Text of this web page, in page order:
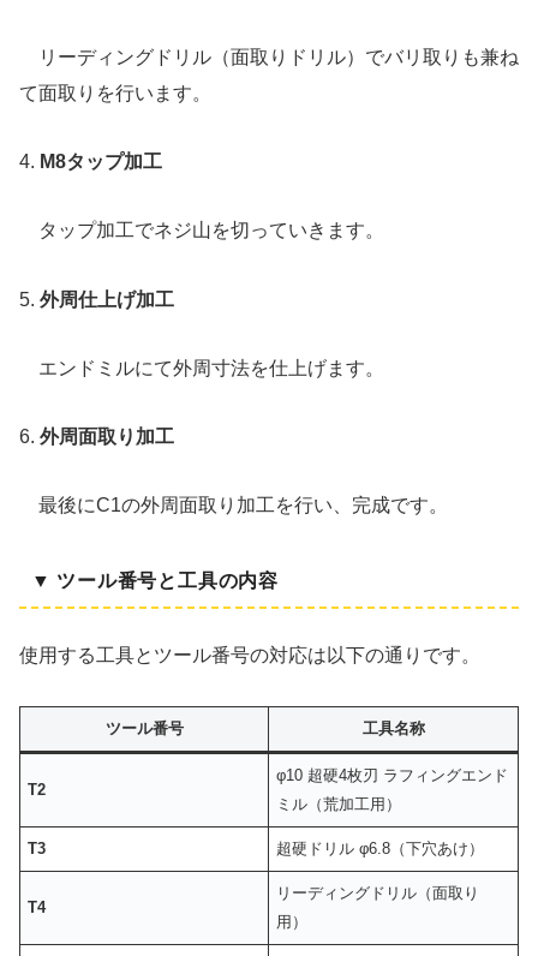
リーディングドリル（面取りドリル）でバリ取りも兼ね
て面取りを行います。
4. M8タップ加工
タップ加工でネジ山を切っていきます。
5. 外周仕上げ加工
エンドミルにて外周寸法を仕上げます。
6. 外周面取り加工
最後にC1の外周面取り加工を行い、完成です。
▼ ツール番号と工具の内容
使用する工具とツール番号の対応は以下の通りです。
ツール番号 工具名称
T2
φ10 超硬4枚刃 ラフィングエンド
ミル（荒加工用）
T3 超硬ドリル φ6.8（下穴あけ）
T4
リーディングドリル（面取り
用）